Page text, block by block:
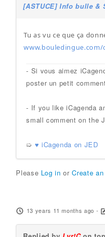
[ASTUCE] Info bulle &
Tu as vu ce que ça
- Si vous aimez
poster un petit
- If you like iCagenda
small comment on the
➯ ♥ iCagenda on JED
Please Log in orCreate
13 years 11 months ago -